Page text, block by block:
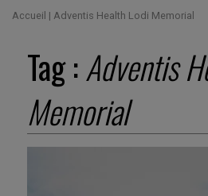
Accueil | Adventis Health Lodi Memorial
Tag :Adventis
Memorial